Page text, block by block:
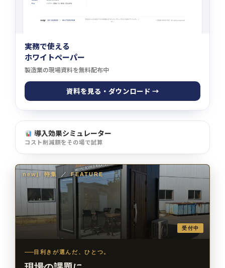
実務で使える
ホワイトペーパー
製造業の現場資料を無料配布中
資料を見る・ダウンロード →
導入効果シミュレーター
コスト削減額をその場で試算
newji 特集 ／ FEATURE
受付中
目利きが選んだ、ひとつ。